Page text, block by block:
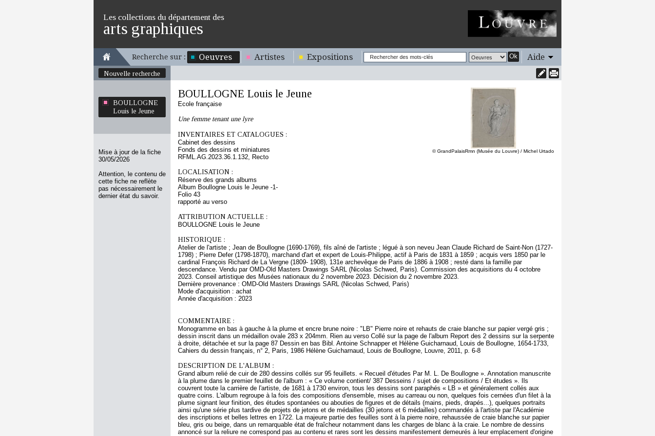
Les collections du département des
arts graphiques
Recherche sur : Oeuvres Artistes Expositions Ok Aide
Nouvelle recherche
BOULLOGNE
Louis le Jeune
Mise à jour de la fiche
30/05/2026
Attention, le contenu de
cette fiche ne reflète
pas nécessairement le
dernier état du savoir.
© GrandPalaisRmn (Musée du Louvre) / Michel Urtado
BOULLOGNE Louis le Jeune
Ecole française
Une femme tenant une lyre
INVENTAIRES ET CATALOGUES :
Cabinet des dessins
Fonds des dessins et miniatures
RFML.AG.2023.36.1.132, Recto
LOCALISATION :
Réserve des grands albums
Album Boullogne Louis le Jeune -1-
Folio 43
rapporté au verso
ATTRIBUTION ACTUELLE :
BOULLOGNE Louis le Jeune
HISTORIQUE :
Atelier de l'artiste ; Jean de Boullogne (1690-1769), fils aîné de l'artiste ; légué à son neveu Jean Claude Richard de Saint-Non (1727-
1798) ; Pierre Defer (1798-1870), marchand d'art et expert de Louis-Philippe, actif à Paris de 1831 à 1859 ; acquis vers 1850 par le
cardinal François Richard de La Vergne (1809- 1908), 131e archevêque de Paris de 1886 à 1908 ; resté dans la famille par
descendance. Vendu par OMD-Old Masters Drawings SARL (Nicolas Schwed, Paris). Commission des acquisitions du 4 octobre
2023. Conseil artistique des Musées nationaux du 2 novembre 2023. Décision du 2 novembre 2023.
Dernière provenance : OMD-Old Masters Drawings SARL (Nicolas Schwed, Paris)
Mode d'acquisition : achat
Année d'acquisition : 2023
COMMENTAIRE :
Monogramme en bas à gauche à la plume et encre brune noire : "LB" Pierre noire et rehauts de craie blanche sur papier vergé gris ;
dessin inscrit dans un médaillon ovale 283 x 204mm. Rien au verso Collé sur la page de l'album Report des 2 dessins sur la serpente
à droite, détachée et sur la page 87 Dessin en bas Bibl. Antoine Schnapper et Hélène Guicharnaud, Louis de Boullogne, 1654-1733,
Cahiers du dessin français, n° 2, Paris, 1986 Hélène Guicharnaud, Louis de Boullogne, Louvre, 2011, p. 6-8
DESCRIPTION DE L'ALBUM :
Grand album relié de cuir de 280 dessins collés sur 95 feuillets. « Recueil d'études Par M. L. De Boullogne ». Annotation manuscrite
à la plume dans le premier feuillet de l'album : « Ce volume contient/ 387 Desseins / sujet de compositions / Et études ». Ils
couvrent toute la carrière de l'artiste, de 1681 à 1730 environ, tous les dessins sont paraphés « LB » et généralement collés aux
quatre coins. L'album regroupe à la fois des compositions d'ensemble, mises au carreau ou non, quelques fois cernées d'un filet à la
plume signant leur finition, des études spontanées ou abouties de figures et de détails (mains, pieds, drapés...), quelques portraits
ainsi qu'une série plus tardive de projets de jetons et de médailles (30 jetons et 6 médailles) commandés à l'artiste par l'Académie
des inscriptions et belles lettres en 1722. La majeure partie des feuilles sont à la pierre noire, rehaussée de craie blanche sur papier
bleu, gris ou beige, dans un remarquable état de fraîcheur notamment dans les charges de blanc à la craie. Le nombre de dessins
annoncé sur la reliure ne correspond pas au contenu et rares sont les dessins manifestement demeurés à leur emplacement d'origine